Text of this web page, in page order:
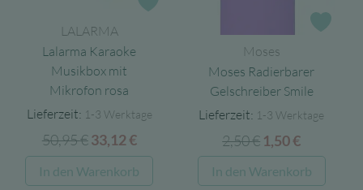
LALARMA
Lalarma Karaoke
Musikbox mit
Mikrofon rosa
Lieferzeit: 1-3 Werktage
50,95€ Ursprünglicher
Preis
war:
33,12€Aktueller
Preis
ist:
In den Warenkorb
Moses
Moses Radierbarer
Gelschreiber Smile
Lieferzeit: 1-3 Werktage
2,50€ Ursprünglicher
Preis
war:
1,50€Aktueller
Preis
ist:
In den Warenkorb